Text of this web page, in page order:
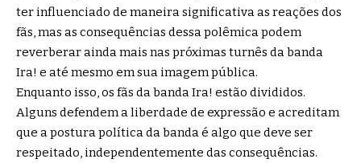
ter influenciado de maneira significativa as reações dos
fãs, mas as consequências dessa polêmica podem
reverberar ainda mais nas próximas turnês da banda
Ira! e até mesmo em sua imagem pública.
Enquanto isso, os fãs da banda Ira! estão divididos.
Alguns defendem a liberdade de expressão e acreditam
que a postura política da banda é algo que deve ser
respeitado, independentemente das consequências.